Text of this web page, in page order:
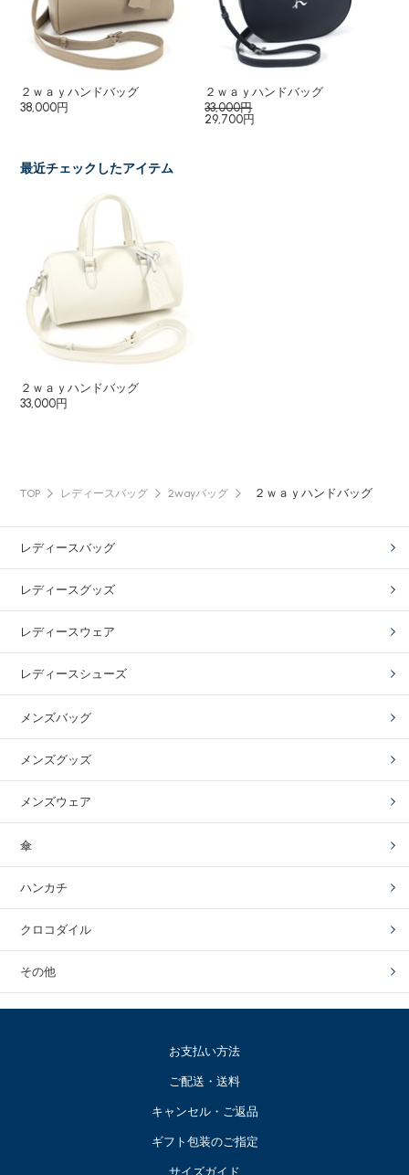
２ｗａｙハンドバッグ
38,000円
２ｗａｙハンドバッグ
33,000円
29,700円
最近チェックしたアイテム
２ｗａｙハンドバッグ
33,000円
TOP レディースバッグ 2wayバッグ ２ｗａｙハンドバッグ
レディースバッグ
レディースグッズ
レディースウェア
レディースシューズ
メンズバッグ
メンズグッズ
メンズウェア
傘
ハンカチ
クロコダイル
その他
お支払い方法
ご配送・送料
キャンセル・ご返品
ギフト包装のご指定
サイズガイド